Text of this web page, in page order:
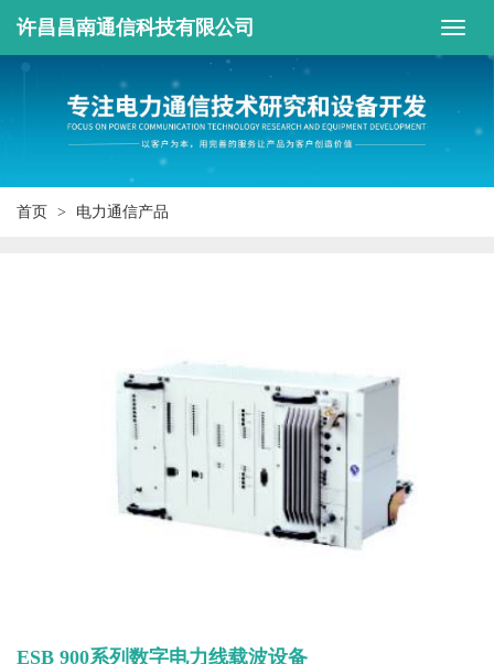
许昌昌南通信科技有限公司
首页 电力通信产品
ESB 900系列数字电力线载波设备